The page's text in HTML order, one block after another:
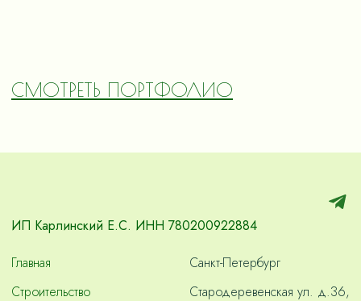
СМОТРЕТЬ ПОРТФОЛИО
ИП Карлинский Е.С. ИНН 780200922884
Главная
Строительство
Санкт-Петербург
Стародеревенская ул. д.36,